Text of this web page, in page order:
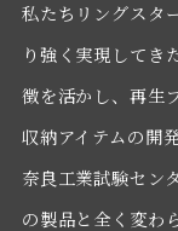
私たちリングスタ
り強く実現してき
徴を活かし、再生
収納アイテムの開
奈良工業試験セン
の製品と全く変わ